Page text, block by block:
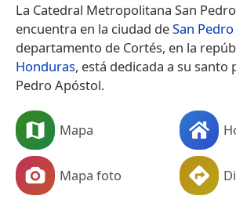
La Catedral Metropolitana San
encuentra en la ciudad deSan Pedro
departamento de Cortés, en la
Honduras, está dedicada a su santo
Pedro Apóstol.
Mapa
Mapa foto